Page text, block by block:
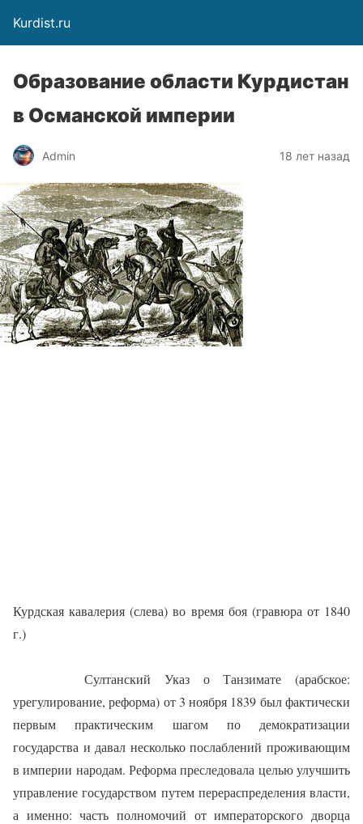
Kurdist.ru
Образование области Курдистан
в Османской империи
Admin 18 лет назад
Курдская кавалерия (слева) во время боя (гравюра от 1840
г.)
Султанский Указ о Танзимате (арабское:
урегулирование, реформа) от 3 ноября 1839 был фактически
первым практическим шагом по демократизации
государства и давал несколько послаблений проживающим
в империи народам. Реформа преследовала целью улучшить
управление государством путем перераспределения власти,
а именно: часть полномочий от императорского дворца